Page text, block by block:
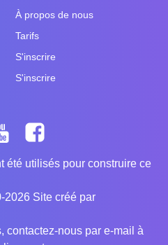
À propos de nous
Tarifs
S'inscrire
S'inscrire
été utilisés pour construire ce
2026 Site créé par
contactez-nous par e-mail à